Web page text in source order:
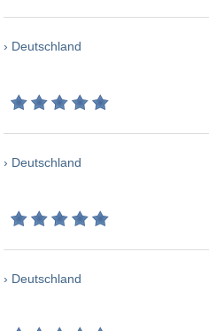
› Deutschland
› Deutschland
› Deutschland